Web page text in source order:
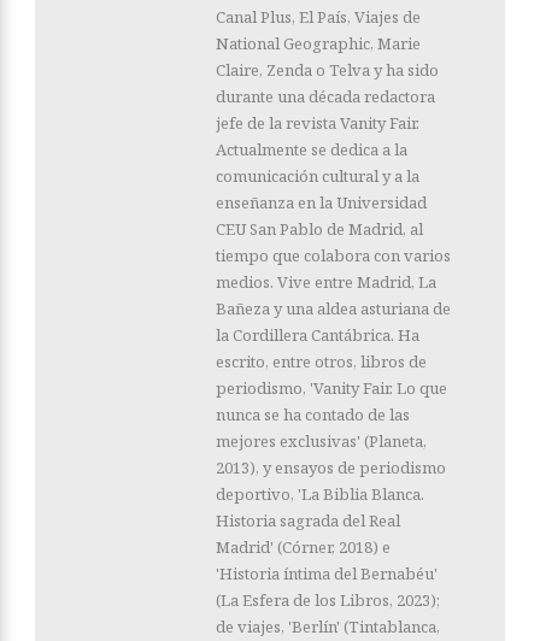
Canal Plus, El País, Viajes de
National Geographic, Marie
Claire, Zenda o Telva y ha sido
durante una década redactora
jefe de la revista Vanity Fair.
Actualmente se dedica a la
comunicación cultural y a la
enseñanza en la Universidad
CEU San Pablo de Madrid, al
tiempo que colabora con varios
medios. Vive entre Madrid, La
Bañeza y una aldea asturiana de
la Cordillera Cantábrica. Ha
escrito, entre otros, libros de
periodismo, 'Vanity Fair. Lo que
nunca se ha contado de las
mejores exclusivas' (Planeta,
2013), y ensayos de periodismo
deportivo, 'La Biblia Blanca.
Historia sagrada del Real
Madrid' (Córner, 2018) e
'Historia íntima del Bernabéu'
(La Esfera de los Libros, 2023);
de viajes, 'Berlín' (Tintablanca,